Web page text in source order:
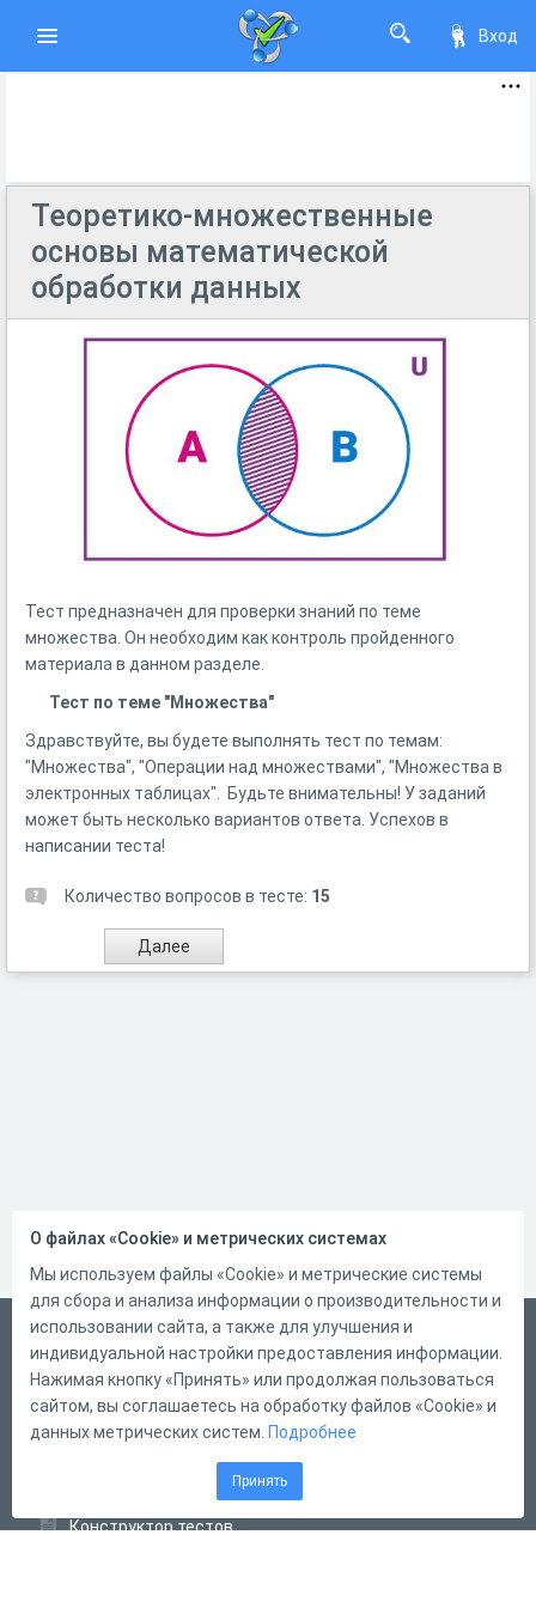
Вход
Теоретико-множественные
основы математической
обработки данных
Тест предназначен для проверки знаний по теме
множества. Он необходим как контроль пройденного
материала в данном разделе.
Тест по теме "Множества"
Здравствуйте, вы будете выполнять тест по темам:
"Множества", "Операции над множествами", "Множества в
электронных таблицах". Будьте внимательны! У заданий
может быть несколько вариантов ответа. Успехов в
написании теста!
Количество вопросов в тесте: 15
Русский
Справка
Форма обратной связи
Конструктор тестов
О файлах «Cookie» и метрических системах
Мы используем файлы «Cookie» и метрические системы
для сбора и анализа информации о производительности и
использовании сайта, а также для улучшения и
индивидуальной настройки предоставления информации.
Нажимая кнопку «Принять» или продолжая пользоваться
сайтом, вы соглашаетесь на обработку файлов «Cookie» и
данных метрических систем. Подробнее
Принять